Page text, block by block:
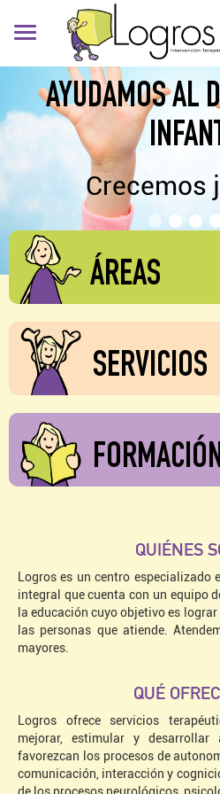
AYUDAMOS AL
Crecemos
ÁREAS
SERVICIOS
QUIÉNES
Logros es un centro
integral que cuenta con un equipo
la educación cuyo objetivo es
las personas que atiende.
mayores.
QUÉ
Logros ofrece servicios
mejorar, estimular y desarrollar
favorezcan los procesos de
comunicación, interacción y